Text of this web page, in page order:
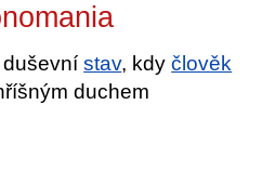
duševnístav, kdyčlověk
duchem